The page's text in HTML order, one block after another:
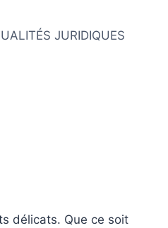
JURIDIQUES
délicats. Que ce soit